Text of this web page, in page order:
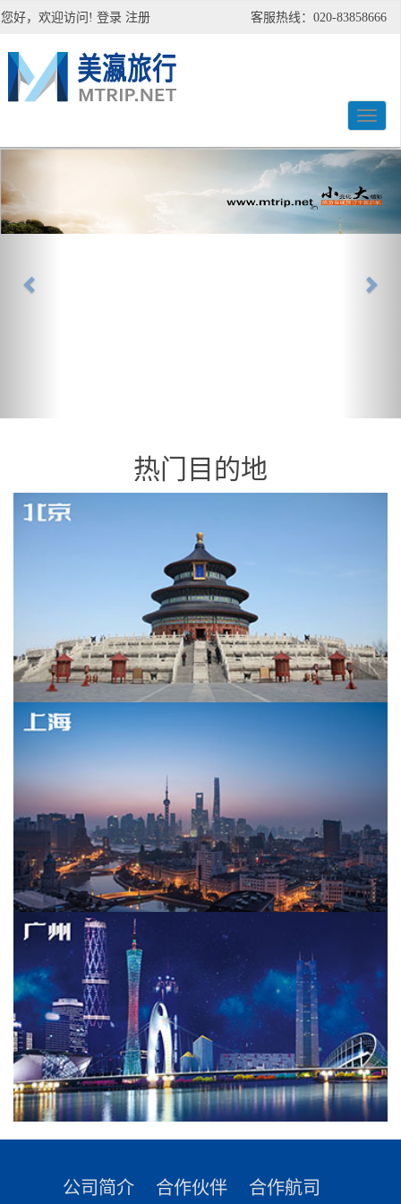
您好，欢迎访问! 登录 注册 客服热线：020-83858666
热门目的地
公司简介 合作伙伴 合作航司